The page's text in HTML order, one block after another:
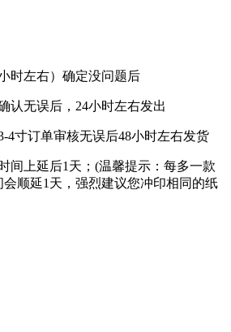
时左右）确定没问题后
认无误后，24小时左右发出
4寸订单审核无误后48小时左右发货
间上延后1天；(温馨提示：每多一款
顺延1天，强烈建议您冲印相同的纸